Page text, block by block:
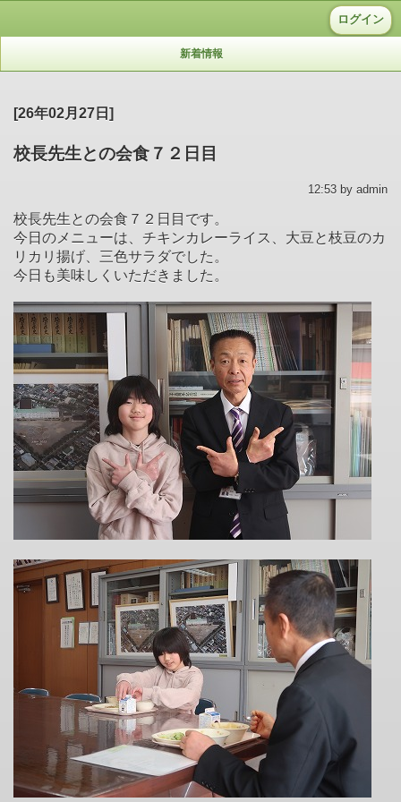
ログイン
新着情報
[26年02月27日]
校長先生との会食７２日目
12:53 by admin
校長先生との会食７２日目です。
今日のメニューは、チキンカレーライス、大豆と枝豆のカ
リカリ揚げ、三色サラダでした。
今日も美味しくいただきました。